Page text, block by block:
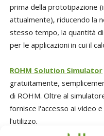
prima della prototipazione
attualmente), riducendo la
stesso tempo, la quantità
per le applicazioni in cui il
ROHM Solution Simulator
gratuitamente,
di ROHM. Oltre al
fornisce l'accesso ai video
l'utilizzo.